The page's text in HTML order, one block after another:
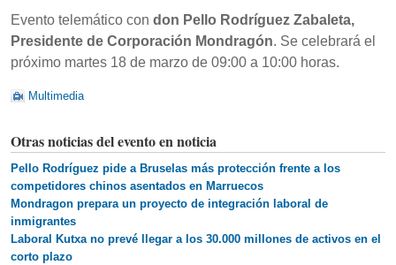
Evento telemático con don Pello Rodríguez Zabaleta,
Presidente de Corporación Mondragón. Se celebrará el
próximo martes 18 de marzo de 09:00 a 10:00 horas.
Multimedia
Otras noticias del evento en noticia
Pello Rodríguez pide a Bruselas más protección frente a los
competidores chinos asentados en Marruecos
Mondragon prepara un proyecto de integración laboral de
inmigrantes
Laboral Kutxa no prevé llegar a los 30.000 millones de activos en el
corto plazo